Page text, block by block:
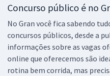
Concurso público é no
No Gran você fica sabendo
concursos públicos, desde a
informações sobre as vagas
online que oferecemos são
rotina bem corrida, mas